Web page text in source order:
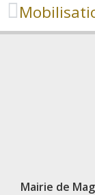
Mairie de